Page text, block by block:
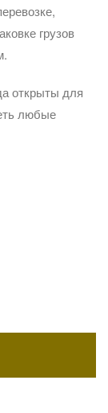
грузов
открыты для
любые